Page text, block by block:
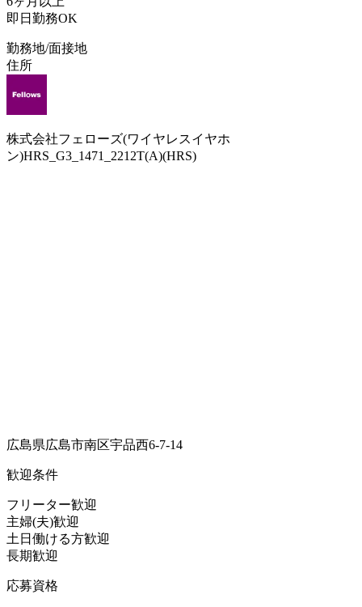
即日勤務OK
勤務地/面接地
住所
株式会社フェローズ(ワイヤレスイヤホ
ン)HRS_G3_1471_2212T(A)(HRS)
広島県広島市南区宇品西6-7-14
歓迎条件
フリーター歓迎
主婦(夫)歓迎
土日働ける方歓迎
長期歓迎
応募資格